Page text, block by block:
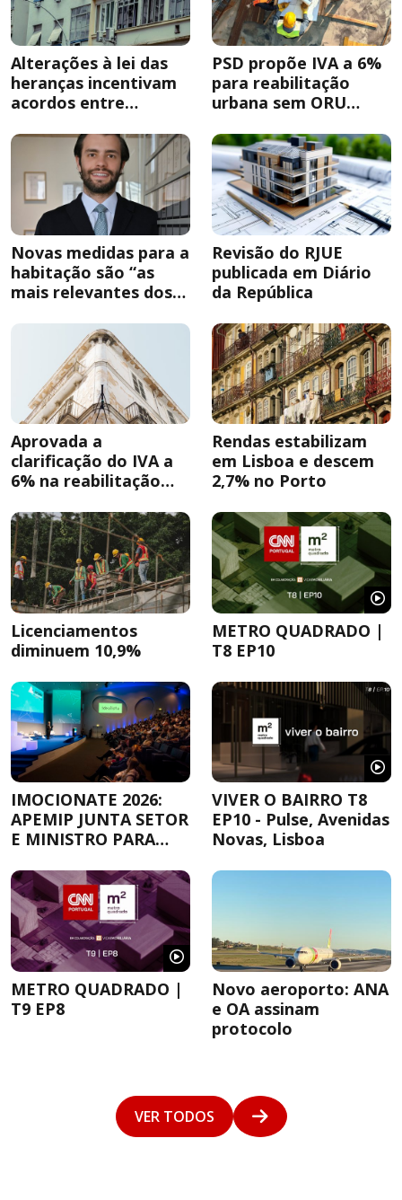
Alterações à lei das
heranças incentivam
acordos entre
PSD propõe IVA a 6%
para reabilitação
urbana sem ORU
Novas medidas para a
habitação são “as
mais relevantes dos
Revisão do RJUE
publicada em Diário
da República
Aprovada a
clarificação do IVA a
6% na reabilitação
Rendas estabilizam
em Lisboa e descem
2,7% no Porto
Licenciamentos
diminuem 10,9%
METRO QUADRADO |
T8 EP10
IMOCIONATE 2026:
APEMIP JUNTA SETOR
E MINISTRO PARA
HABITAÇÃO
VIVER O BAIRRO T8
EP10 - Pulse, Avenidas
Novas, Lisboa
METRO QUADRADO |
T9 EP8
Novo aeroporto: ANA
e OA assinam
protocolo
VER TODOS